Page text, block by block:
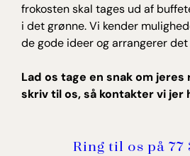
frokosten skal tages ud af
i det grønne. Vi kender
de gode ideer og arrangerer det
Lad os tage en snak om jeres
skriv til os, så kontakter vi
Ring til os på 77